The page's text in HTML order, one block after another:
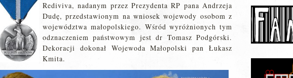
Rediviva, nadanym przez Prezydenta RP pana Andrzeja
Dudę, przedstawionym na wniosek wojewody osobom z
województwa małopolskiego. Wśród wyróżnionych tym
odznaczeniem państwowym jest dr Tomasz Podgórski.
Dekoracji dokonał Wojewoda Małopolski pan Łukasz
Kmita.